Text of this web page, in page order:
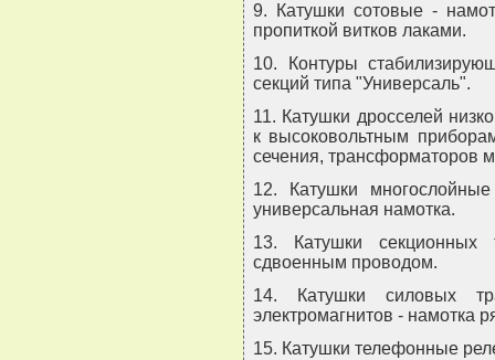
9. Катушки сотовые -
пропиткой витков лаками.
10. Контуры
секций типа "Универсаль".
11. Катушки дросселей
к высоковольтным
сечения, трансформаторов
12. Катушки
универсальная намотка.
13. Катушки секционных
сдвоенным проводом.
14. Катушки силовых
электромагнитов - намотка
15. Катушки телефонные